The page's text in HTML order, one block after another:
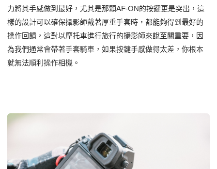
力將其手感做到最好，尤其是那顆AF-ON的按鍵更是突出，這
樣的設計可以確保攝影師戴著厚重手套時，都能夠得到最好的
操作回饋，這對以摩托車進行旅行的攝影師來說至關重要，因
為我們通常會帶著手套騎車，如果按鍵手感做得太差，你根本
就無法順利操作相機。